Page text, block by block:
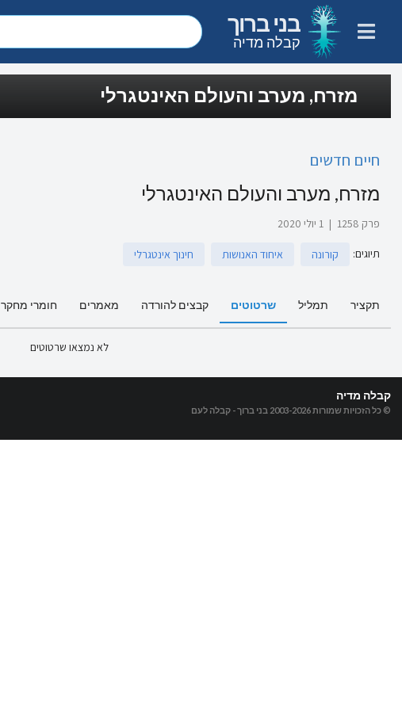
בני ברוך
קבלה מדיה
מזרח, מערב והעולם האינטגרלי
חיים חדשים
מזרח, מערב והעולם האינטגרלי
פרק 1258 | 1 יולי 2020
תיוגים: קורונה איחוד האנושות חינוך אינטגרלי
תקציר תמליל שרטוטים קבצים להורדה מאמרים חומרי מחקר
לא נמצאו שרטוטים
קבלה מדיה
© כל הזכויות שמורות 2003-2026 בני ברוך - קבלה לעם